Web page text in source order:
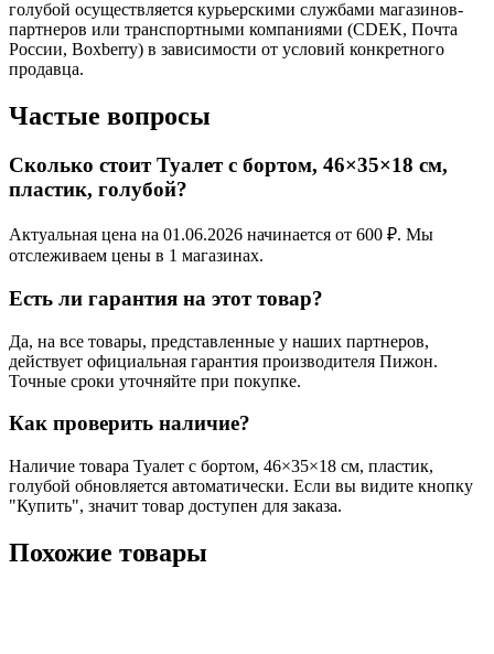
голубой осуществляется курьерскими службами магазинов-
партнеров или транспортными компаниями (CDEK, Почта
России, Boxberry) в зависимости от условий конкретного
продавца.
Частые вопросы
Сколько стоит Туалет с бортом, 46×35×18 см,
пластик, голубой?
Актуальная цена на 01.06.2026 начинается от 600 ₽. Мы
отслеживаем цены в 1 магазинах.
Есть ли гарантия на этот товар?
Да, на все товары, представленные у наших партнеров,
действует официальная гарантия производителя Пижон.
Точные сроки уточняйте при покупке.
Как проверить наличие?
Наличие товара Туалет с бортом, 46×35×18 см, пластик,
голубой обновляется автоматически. Если вы видите кнопку
"Купить", значит товар доступен для заказа.
Похожие товары